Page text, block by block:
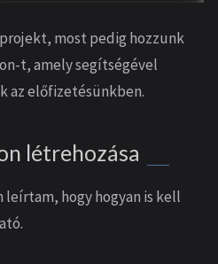
most pedig hozzunk
t, amely segítségével
az előfizetésünkben.
létrehozása
leírtam, hogy hogyan is kell